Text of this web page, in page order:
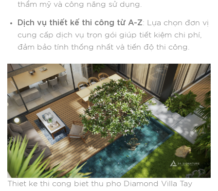
thẩm mỹ và công năng sử dụng.​
Dịch vụ thiết kế thi công từ A-Z: Lựa chọn đơn vị
cung cấp dịch vụ trọn gói giúp tiết kiệm chi phí,
đảm bảo tính thống nhất và tiến độ thi công.​
Thiet ke thi cong biet thu pho Diamond Villa Tay